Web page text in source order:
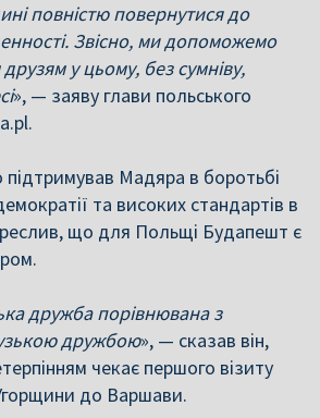
повністю повернутися до
Звісно, ми допоможемо
у цьому, без сумніву,
», — заяву глави польського
підтримував Мадяра в боротьбі
та високих стандартів в
що для Польщі Будапешт є
дружба порівнювана з
дружбою», — сказав він,
чекає першого візиту
до Варшави.